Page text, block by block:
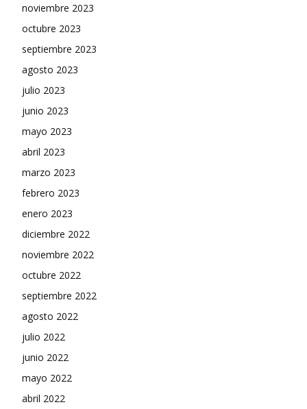
noviembre 2023
octubre 2023
septiembre 2023
agosto 2023
julio 2023
junio 2023
mayo 2023
abril 2023
marzo 2023
febrero 2023
enero 2023
diciembre 2022
noviembre 2022
octubre 2022
septiembre 2022
agosto 2022
julio 2022
junio 2022
mayo 2022
abril 2022